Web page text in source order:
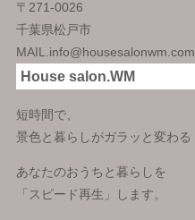
〒271-0026
千葉県松戸市
MAIL.info@housesalonwm.com
House salon.WM
短時間で、
景色と暮らしがガラッと変わる
あなたのおうちと暮らしを
「スピード再生」します。